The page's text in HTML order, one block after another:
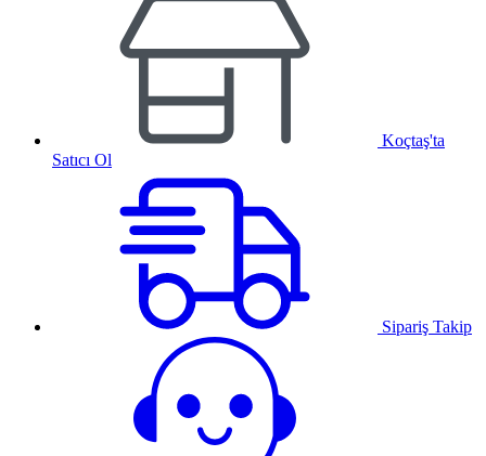
Koçtaş'ta
Satıcı Ol
Sipariş Takip